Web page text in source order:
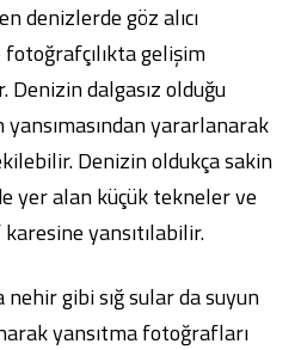
denizlerde göz alıcı
gelişim
dalgasız olduğu
yararlanarak
Denizin oldukça sakin
yer alan küçük tekneler ve
yansıtılabilir.
nehir gibi sığ sular da suyun
yansıtma fotoğrafları